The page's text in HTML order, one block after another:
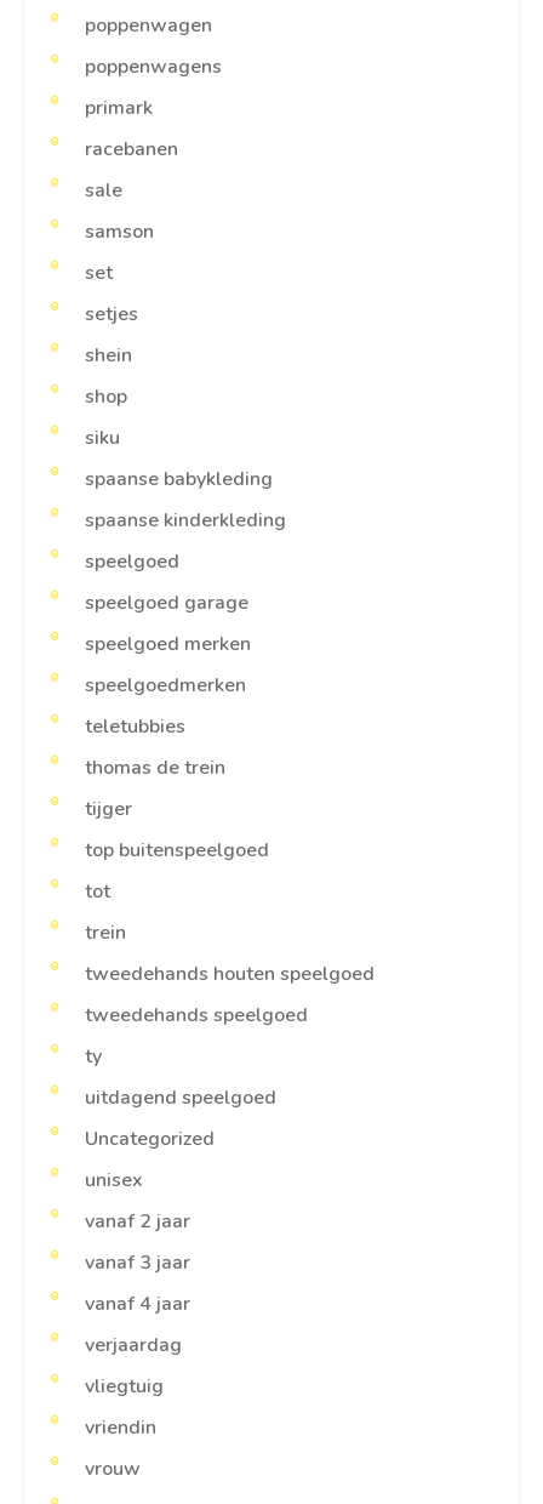
poppenwagen
poppenwagens
primark
racebanen
sale
samson
set
setjes
shein
shop
siku
spaanse babykleding
spaanse kinderkleding
speelgoed
speelgoed garage
speelgoed merken
speelgoedmerken
teletubbies
thomas de trein
tijger
top buitenspeelgoed
tot
trein
tweedehands houten speelgoed
tweedehands speelgoed
ty
uitdagend speelgoed
Uncategorized
unisex
vanaf 2 jaar
vanaf 3 jaar
vanaf 4 jaar
verjaardag
vliegtuig
vriendin
vrouw